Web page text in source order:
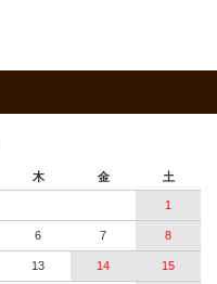
木 金 土
1
6 7 8
13 14 15